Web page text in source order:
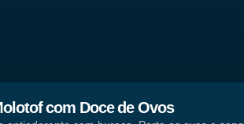
com Doce de Ovos